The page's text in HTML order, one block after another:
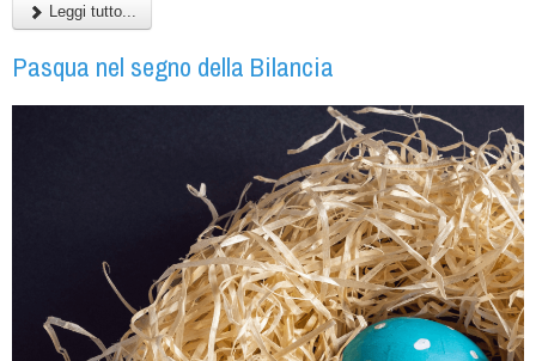
Leggi tutto...
Pasqua nel segno della Bilancia